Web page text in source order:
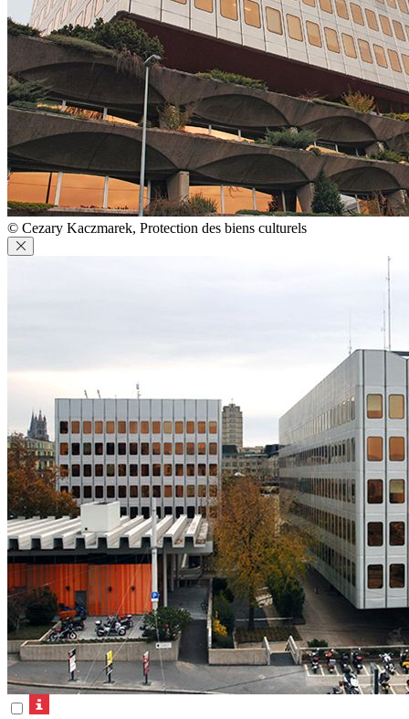
© Cezary Kaczmarek, Protection des biens culturels